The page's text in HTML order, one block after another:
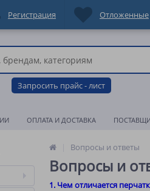
Запросить прайс - лист
ОПЛАТА И ДОСТАВКА
Вопросы и ответы
Вопросы и
1. Чем отличается
Регистрация Отложенные